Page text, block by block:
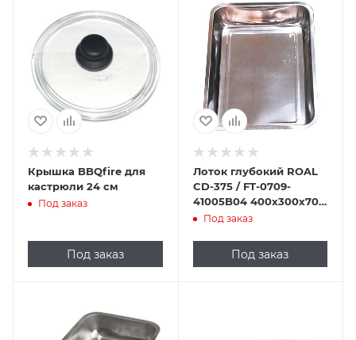
Крышка BBQfire для
кастрюли 24 см
Под заказ
Под заказ
Лоток глубокий ROAL
CD-375 / FT-0709-
41005B04 400х300х70
мм (нерж. сталь)
Под заказ
Под заказ